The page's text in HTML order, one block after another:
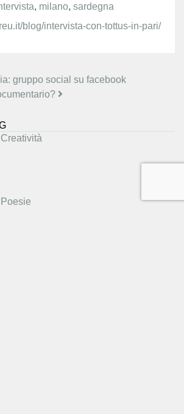
, milano, sardegna
blog/intervista-con-tottus-in-pari/
articoli
gruppo social su facebook
Creatività
Poesie